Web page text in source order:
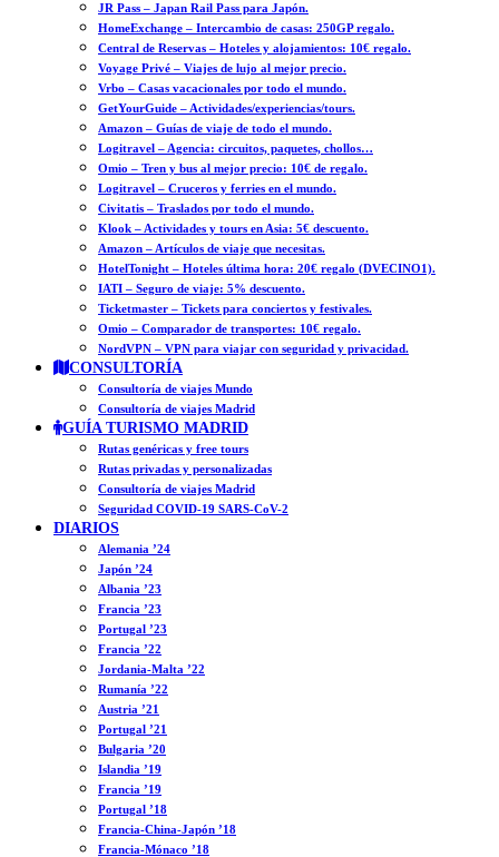
JR Pass – Japan Rail Pass para Japón.
HomeExchange – Intercambio de casas: 250GP regalo.
Central de Reservas – Hoteles y alojamientos: 10€ regalo.
Voyage Privé – Viajes de lujo al mejor precio.
Vrbo – Casas vacacionales por todo el mundo.
GetYourGuide – Actividades/experiencias/tours.
Amazon – Guías de viaje de todo el mundo.
Logitravel – Agencia: circuitos, paquetes, chollos…
Omio – Tren y bus al mejor precio: 10€ de regalo.
Logitravel – Cruceros y ferries en el mundo.
Civitatis – Traslados por todo el mundo.
Klook – Actividades y tours en Asia: 5€ descuento.
Amazon – Artículos de viaje que necesitas.
HotelTonight – Hoteles última hora: 20€ regalo (DVECINO1).
IATI – Seguro de viaje: 5% descuento.
Ticketmaster – Tickets para conciertos y festivales.
Omio – Comparador de transportes: 10€ regalo.
NordVPN – VPN para viajar con seguridad y privacidad.
CONSULTORÍA
Consultoría de viajes Mundo
Consultoría de viajes Madrid
GUÍA TURISMO MADRID
Rutas genéricas y free tours
Rutas privadas y personalizadas
Consultoría de viajes Madrid
Seguridad COVID-19 SARS-CoV-2
DIARIOS
Alemania ’24
Japón ’24
Albania ’23
Francia ’23
Portugal ’23
Francia ’22
Jordania-Malta ’22
Rumanía ’22
Austria ’21
Portugal ’21
Bulgaria ’20
Islandia ’19
Francia ’19
Portugal ’18
Francia-China-Japón ’18
Francia-Mónaco ’18